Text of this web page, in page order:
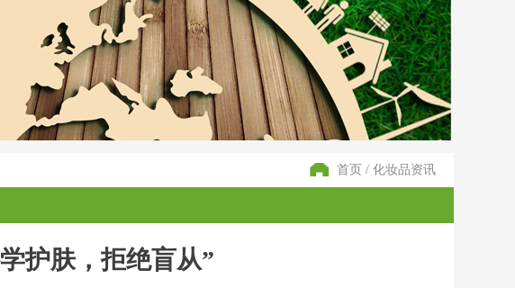
首页 / 化妆品资讯
护肤，拒绝盲从”